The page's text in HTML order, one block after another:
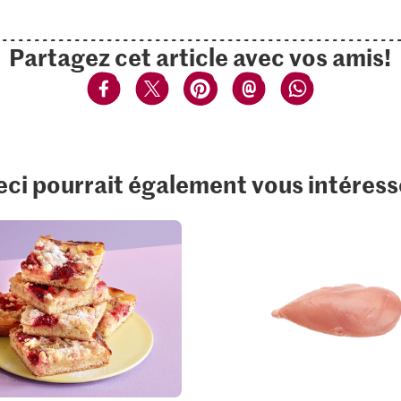
Partagez cet article avec vos amis!
pourrait également vous